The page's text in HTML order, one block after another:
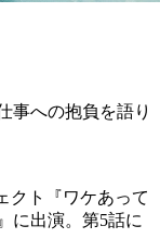
事への抱負を語り
クト『ワケあって
に出演。第5話に